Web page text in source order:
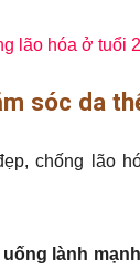
lão hóa ở tuổi
sóc da
chống lão
lành